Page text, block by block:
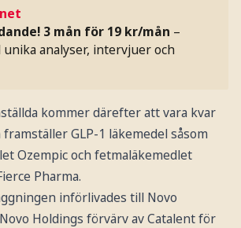
3 mån för 19 kr/mån –
unika analyser, intervjuer och
kommer därefter att vara kvar
GLP-1 läkemedel såsom
Ozempic och fetmaläkemedlet
Pharma.
införlivades till Novo
Holdings förvärv av Catalent för